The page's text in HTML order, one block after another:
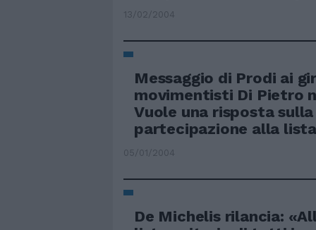
13/02/2004
Messaggio di Prodi ai
movimentisti Di Pietro
Vuole una risposta sulla
partecipazione alla
05/01/2004
De Michelis rilancia: